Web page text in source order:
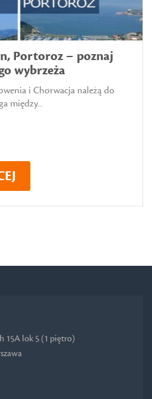
Portoroz – poznaj
wybrzeża
i Chorwacja należą do
między...
15A lok 5 (1 piętro)